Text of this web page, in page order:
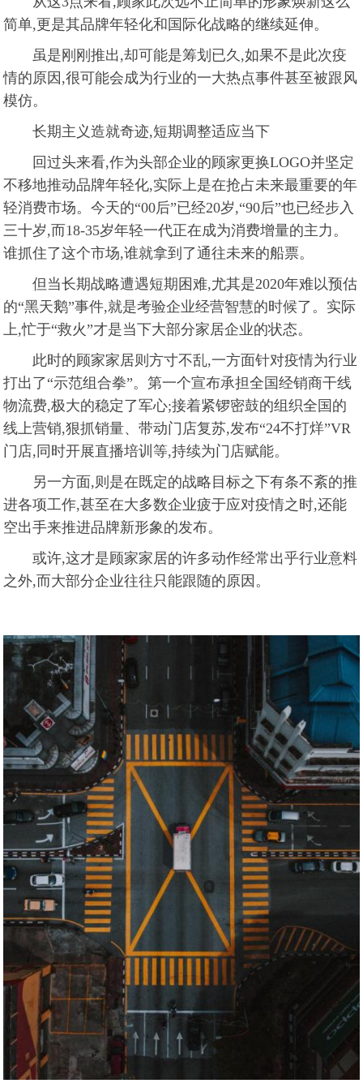
简单,更是其品牌年轻化和国际化战略的继续延伸。
虽是刚刚推出,却可能是筹划已久,如果不是此次疫
情的原因,很可能会成为行业的一大热点事件甚至被跟风
模仿。
长期主义造就奇迹,短期调整适应当下
回过头来看,作为头部企业的顾家更换LOGO并坚定
不移地推动品牌年轻化,实际上是在抢占未来最重要的年
轻消费市场。今天的“00后”已经20岁,“90后”也已经步入
三十岁,而18-35岁年轻一代正在成为消费增量的主力。
谁抓住了这个市场,谁就拿到了通往未来的船票。
但当长期战略遭遇短期困难,尤其是2020年难以预估
的“黑天鹅”事件,就是考验企业经营智慧的时候了。实际
上,忙于“救火”才是当下大部分家居企业的状态。
此时的顾家家居则方寸不乱,一方面针对疫情为行业
打出了“示范组合拳”。第一个宣布承担全国经销商干线
物流费,极大的稳定了军心;接着紧锣密鼓的组织全国的
线上营销,狠抓销量、带动门店复苏,发布“24不打烊”VR
门店,同时开展直播培训等,持续为门店赋能。
另一方面,则是在既定的战略目标之下有条不紊的推
进各项工作,甚至在大多数企业疲于应对疫情之时,还能
空出手来推进品牌新形象的发布。
或许,这才是顾家家居的许多动作经常出乎行业意料
之外,而大部分企业往往只能跟随的原因。